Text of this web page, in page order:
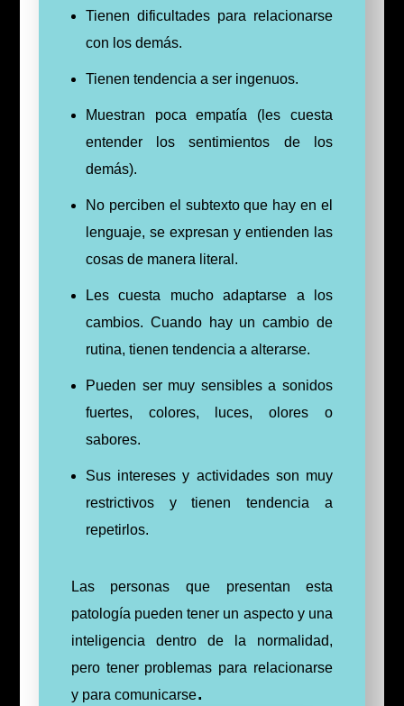
Tienen dificultades para relacionarse
con los demás.
Tienen tendencia a ser ingenuos.
Muestran poca empatía (les cuesta
entender los sentimientos de los
demás).
No perciben el subtexto que hay en el
lenguaje, se expresan y entienden las
cosas de manera literal.
Les cuesta mucho adaptarse a los
cambios. Cuando hay un cambio de
rutina, tienen tendencia a alterarse.
Pueden ser muy sensibles a sonidos
fuertes, colores, luces, olores o
sabores.
Sus intereses y actividades son muy
restrictivos y tienen tendencia a
repetirlos.
Las personas que presentan esta
patología pueden tener un aspecto y una
inteligencia dentro de la normalidad,
pero tener problemas para relacionarse
y para comunicarse.